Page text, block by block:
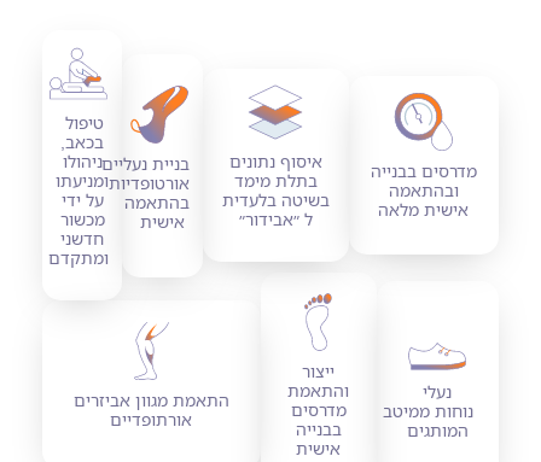
מדרסים בבנייה
ובהתאמה
אישית מלאה
איסוף נתונים
בתלת מימד
בשיטה בלעדית
ל ״אבידור״
בניית נעליים
אורטופדיות
בהתאמה
אישית
טיפול
בכאב,
ניהולו
ומניעתו
על ידי
מכשור
חדשני
ומתקדם
נעלי
נוחות ממיטב
המותגים
ייצור
והתאמת
מדרסים
בבנייה
אישית
התאמת מגוון אביזרים
אורתופדיים